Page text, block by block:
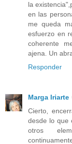
la
en las
me queda
esfuerzo en
coherente
ajena. Un
Responder
Marga Iriarte
Cierto,
desde lo que
otros